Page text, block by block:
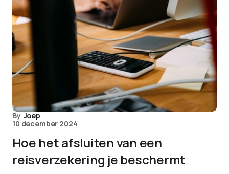
By Joep
10 december 2024
Hoe het afsluiten van een
reisverzekering je beschermt